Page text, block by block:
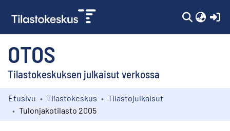
OTOS
Tilastokeskuksen julkaisut verkossa
Kokoelmat
Etusivu Tilastokeskus
Tilastojulkaisut
Tulonjakotilasto 2005